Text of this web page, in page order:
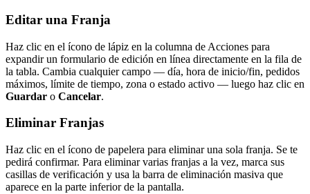
Editar una Franja
Haz clic en el ícono de lápiz en la columna de Acciones para
expandir un formulario de edición en línea directamente en la fila de
la tabla. Cambia cualquier campo — día, hora de inicio/fin, pedidos
máximos, límite de tiempo, zona o estado activo — luego haz clic en
Guardar o Cancelar.
Eliminar Franjas
Haz clic en el ícono de papelera para eliminar una sola franja. Se te
pedirá confirmar. Para eliminar varias franjas a la vez, marca sus
casillas de verificación y usa la barra de eliminación masiva que
aparece en la parte inferior de la pantalla.